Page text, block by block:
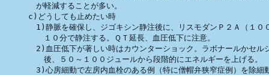
が軽減することが多い。
c)どうしても止めたい時
1)静脈を確保し、ジゴキシン静注後に、リスモダンＰ２Ａ（１０
１０分で静注する。ＱＴ延長、血圧低下に注意。
2)血圧低下が著しい時はカウンターショック。ラボナールかセル
後、５０～１００ジュールから段階的にエネルギーを上げる。
3)心房細動で左房内血栓のある例（特に僧帽弁狭窄症例）を除細